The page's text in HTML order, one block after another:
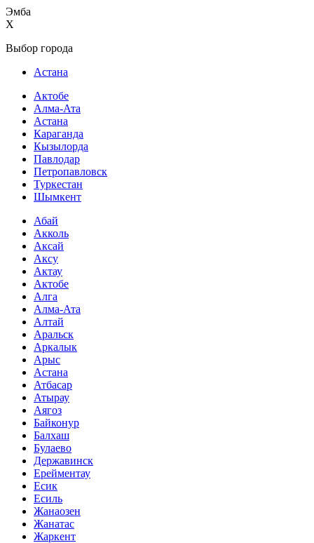
Эмба
X
Выбор города
Астана
Актобе
Алма-Ата
Астана
Караганда
Кызылорда
Павлодар
Петропавловск
Туркестан
Шымкент
Абай
Акколь
Аксай
Аксу
Актау
Актобе
Алга
Алма-Ата
Алтай
Аральск
Аркалык
Арыс
Астана
Атбасар
Атырау
Аягоз
Байконур
Балхаш
Булаево
Державинск
Ерейментау
Есик
Есиль
Жанаозен
Жанатас
Жаркент